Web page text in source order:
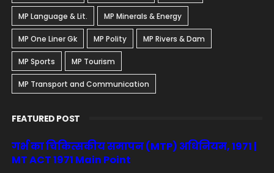
MP Language & Lit. MP Minerals & Energy
MP One Liner Gk MP Polity MP Rivers & Dam
MP Sports MP Tourism
MP Transport and Communication
FEATURED POST
गर्भ का चिकित्सकीय समापन (MTP) अधिनियम, 1971 |
MT ACT 1971 Main Point